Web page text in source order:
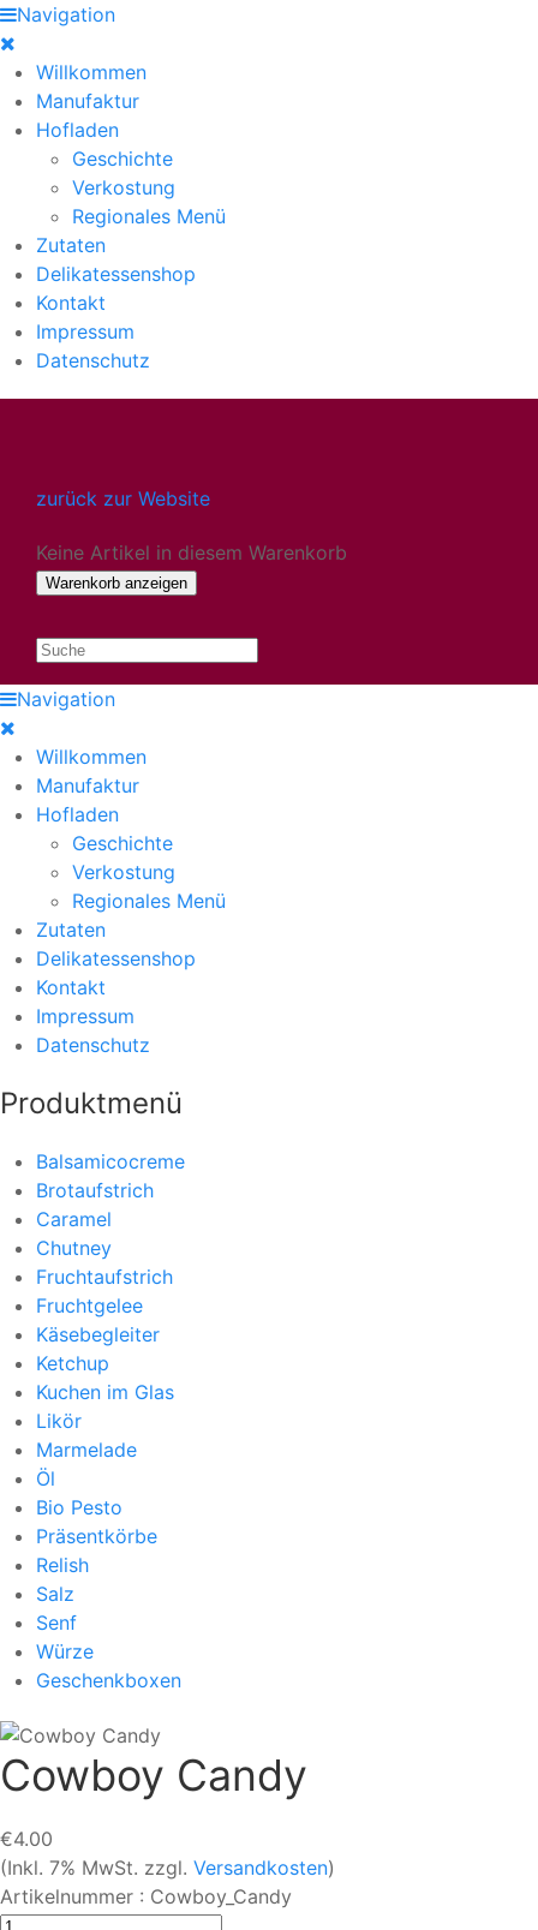
Navigation
Willkommen
Manufaktur
Hofladen
Geschichte
Verkostung
Regionales Menü
Zutaten
Delikatessenshop
Kontakt
Impressum
Datenschutz
zurück zur Website
Keine Artikel in diesem Warenkorb
Navigation
Willkommen
Manufaktur
Hofladen
Geschichte
Verkostung
Regionales Menü
Zutaten
Delikatessenshop
Kontakt
Impressum
Datenschutz
Produktmenü
Balsamicocreme
Brotaufstrich
Caramel
Chutney
Fruchtaufstrich
Fruchtgelee
Käsebegleiter
Ketchup
Kuchen im Glas
Likör
Marmelade
Öl
Bio Pesto
Präsentkörbe
Relish
Salz
Senf
Würze
Geschenkboxen
Cowboy Candy
€4.00
(Inkl. 7% MwSt. zzgl. Versandkosten)
Artikelnummer : Cowboy_Candy